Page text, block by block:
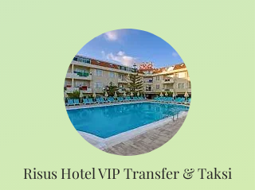
Risus Hotel VIP Transfer & Taksi